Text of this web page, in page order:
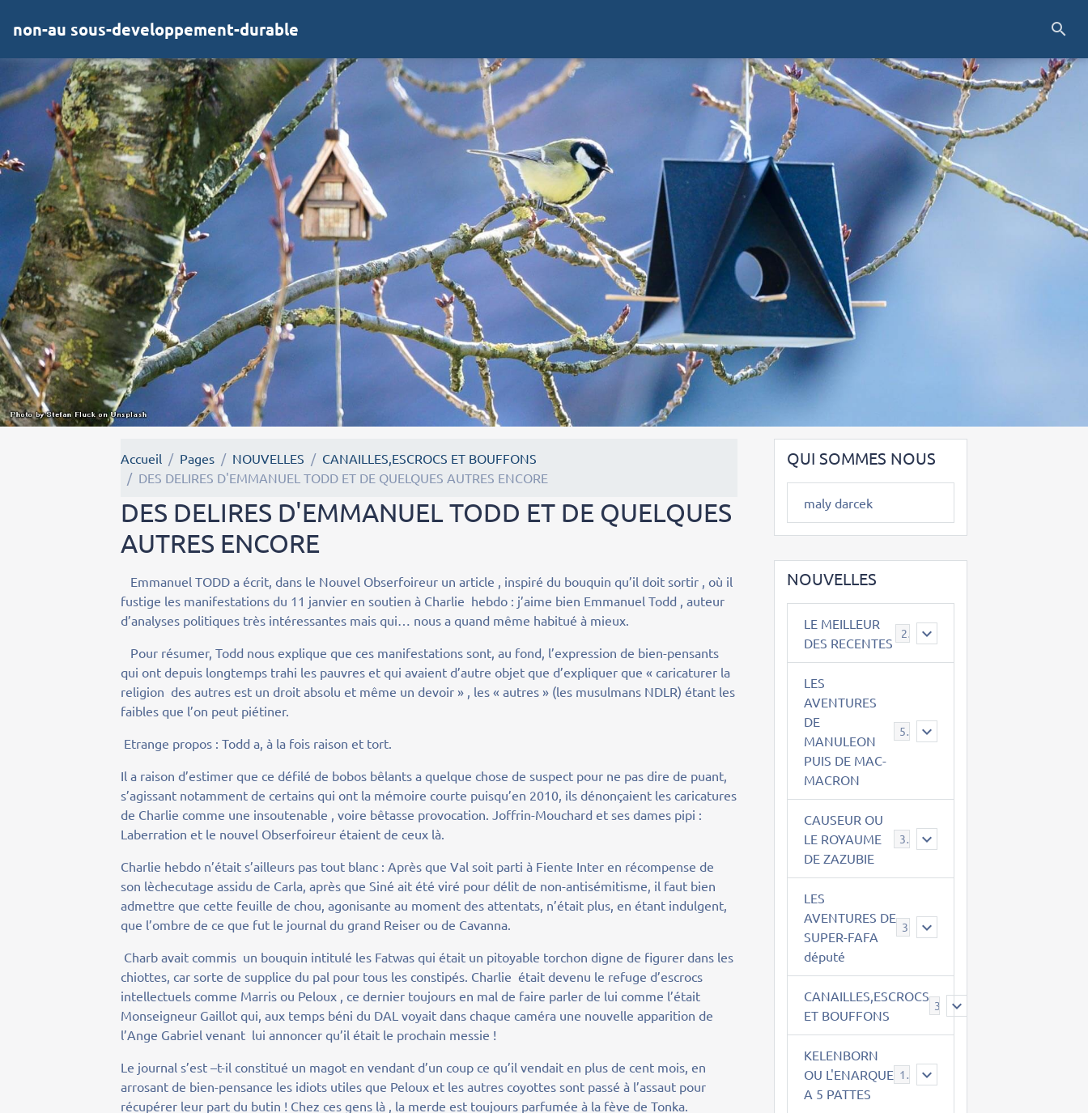
non-au sous-developpement-durable
Accueil Pages NOUVELLES
CANAILLES,ESCROCS ET BOUFFONS
DES DELIRES D'EMMANUEL TODD ET DE QUELQUES AUTRES ENCORE
DES DELIRES D'EMMANUEL TODD ET DE QUELQUES
AUTRES ENCORE
Emmanuel TODD a écrit, dans le Nouvel Obserfoireur un article , inspiré du bouquin qu’il doit sortir , où il
fustige les manifestations du 11 janvier en soutien à Charlie hebdo : j’aime bien Emmanuel Todd , auteur
d’analyses politiques très intéressantes mais qui… nous a quand même habitué à mieux.
Pour résumer, Todd nous explique que ces manifestations sont, au fond, l’expression de bien-pensants
qui ont depuis longtemps trahi les pauvres et qui avaient d’autre objet que d’expliquer que « caricaturer la
religion des autres est un droit absolu et même un devoir » , les « autres » (les musulmans NDLR) étant les
faibles que l’on peut piétiner.
Etrange propos : Todd a, à la fois raison et tort.
Il a raison d’estimer que ce défilé de bobos bêlants a quelque chose de suspect pour ne pas dire de puant,
s’agissant notamment de certains qui ont la mémoire courte puisqu’en 2010, ils dénonçaient les caricatures
de Charlie comme une insoutenable , voire bêtasse provocation. Joffrin-Mouchard et ses dames pipi :
Laberration et le nouvel Obserfoireur étaient de ceux là.
Charlie hebdo n’était s’ailleurs pas tout blanc : Après que Val soit parti à Fiente Inter en récompense de
son lèchecutage assidu de Carla, après que Siné ait été viré pour délit de non-antisémitisme, il faut bien
admettre que cette feuille de chou, agonisante au moment des attentats, n’était plus, en étant indulgent,
que l’ombre de ce que fut le journal du grand Reiser ou de Cavanna.
Charb avait commis un bouquin intitulé les Fatwas qui était un pitoyable torchon digne de figurer dans les
chiottes, car sorte de supplice du pal pour tous les constipés. Charlie était devenu le refuge d’escrocs
intellectuels comme Marris ou Peloux , ce dernier toujours en mal de faire parler de lui comme l’était
Monseigneur Gaillot qui, aux temps béni du DAL voyait dans chaque caméra une nouvelle apparition de
l’Ange Gabriel venant lui annoncer qu’il était le prochain messie !
Le journal s’est –t-il constitué un magot en vendant d’un coup ce qu’il vendait en plus de cent mois, en
arrosant de bien-pensance les idiots utiles que Peloux et les autres coyottes sont passé à l’assaut pour
récupérer leur part du butin ! Chez ces gens là , la merde est toujours parfumée à la fève de Tonka.
QUI SOMMES NOUS
maly darcek
NOUVELLES
LE MEILLEUR
DES RECENTES
2
LES
AVENTURES
DE
MANULEON
PUIS DE MAC-
MACRON
543
CAUSEUR OU
LE ROYAUME
DE ZAZUBIE
38
LES
AVENTURES DE
SUPER-FAFA
député
CANAILLES,ESCROCS
ET BOUFFONS
385
KELENBORN
OU L'ENARQUE
A 5 PATTES
14